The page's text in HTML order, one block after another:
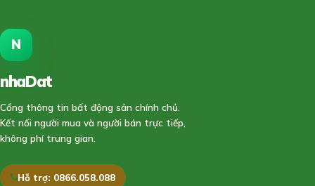
N
nhaDat
Cổng thông tin bất động sản chính chủ.
Kết nối người mua và người bán trực tiếp,
không phí trung gian.
Hỗ trợ: 0866.058.088